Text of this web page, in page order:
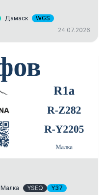
Дамаск
WGS
24.07.2026
Малка YSEQ
Y37